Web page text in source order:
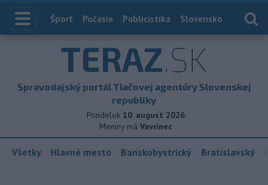
Index
Šport Počasie Publicistika Slovensko
TERAZ.SK
Spravodajský portál Tlačovej agentúry Slovenskej
republiky
Pondelok 10. august 2026
Meniny má Vavrinec
Všetky Hlavné mesto Banskobystrický Bratislavský